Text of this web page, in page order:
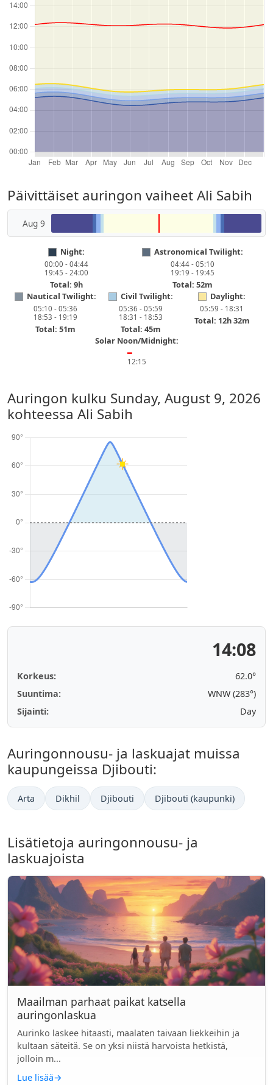
Päivittäiset auringon vaiheet Ali Sabih
Aug 9
Night:
00:00 - 04:44
19:45 - 24:00
Total: 9h
Astronomical Twilight:
04:44 - 05:10
19:19 - 19:45
Total: 52m
Nautical Twilight:
05:10 - 05:36
18:53 - 19:19
Total: 51m
Civil Twilight:
05:36 - 05:59
18:31 - 18:53
Total: 45m
Daylight:
05:59 - 18:31
Total: 12h 32m
Solar Noon/Midnight:
━
12:15
Auringon kulku Sunday, August 9, 2026
kohteessa Ali Sabih
14:08
Korkeus:
62.0°
Suuntima:
WNW (283°)
Sijainti:
Day
Auringonnousu- ja laskuajat muissa
kaupungeissa Djibouti:
Arta Dikhil Djibouti Djibouti (kaupunki)
Lisätietoja auringonnousu- ja
laskuajoista
Maailman parhaat paikat katsella
auringonlaskua
Aurinko laskee hitaasti, maalaten taivaan liekkeihin ja
kultaan säteitä. Se on yksi niistä harvoista hetkistä,
jolloin m...
Lue lisää→